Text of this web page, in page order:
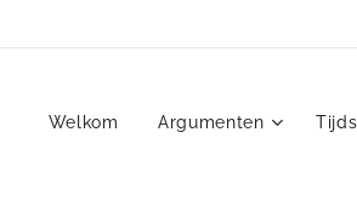
Welkom Argumenten